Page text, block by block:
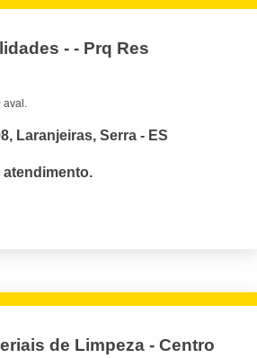
- - Prq Res
aval.
Laranjeiras, Serra - ES
de Limpeza - Centro